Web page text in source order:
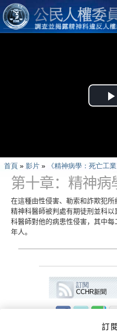
首頁 » 影片 » 《精神病學：死亡工業
第十章：精神病
在這種由性侵害、勒索和詐欺犯
精神科醫師被判處有期徒刑並科
科醫師對他的病患性侵害，其中
年人。
訂閱
CCHR新聞
訂閱